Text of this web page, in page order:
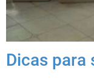
Dicas para